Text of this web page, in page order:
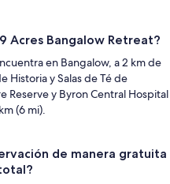
Acres Bangalow Retreat?
en Bangalow, a 2 km de
Historia y Salas de Té de
Reserve y Byron Central Hospital
(6 mi).
de manera gratuita